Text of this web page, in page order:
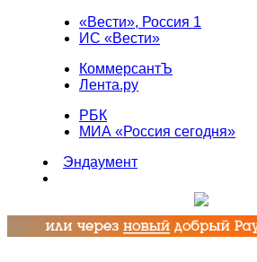
«Вести», Россия 1
ИС «Вести»
КоммерсантЪ
Лента.ру
РБК
МИА «Россия сегодня»
Эндаумент